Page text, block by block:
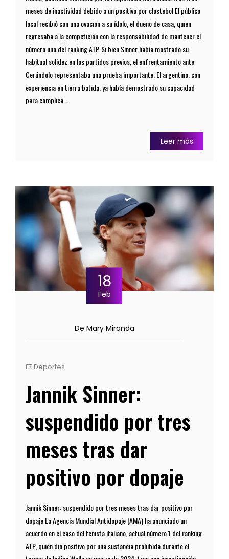
meses de inactividad debido a un positivo por clostebol El público
local recibió con una ovación a su ídolo, el dueño de casa, quien
regresaba a la competición con la responsabilidad de mantener el
número uno del ranking ATP. Si bien Sinner había mostrado su
habitual solidez en los partidos previos, el enfrentamiento ante
Cerúndolo representaba una prueba importante. El argentino, con
experiencia en tierra batida, ya había demostrado su capacidad
para complica...
Leer más
18
Feb
De Mary Miranda
Deportes
Jannik Sinner:
suspendido por tres
meses tras dar
positivo por dopaje
Jannik Sinner: suspendido por tres meses tras dar positivo por
dopaje La Agencia Mundial Antidopaje (AMA) ha anunciado un
acuerdo en el caso del tenista italiano, actual número 1 del ranking
ATP, quien dio positivo por una sustancia prohibida durante el